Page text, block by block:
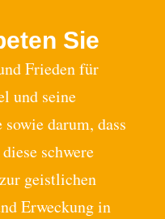
Sie
Frieden für
und seine
sowie darum, dass
schwere
geistlichen
Erweckung in